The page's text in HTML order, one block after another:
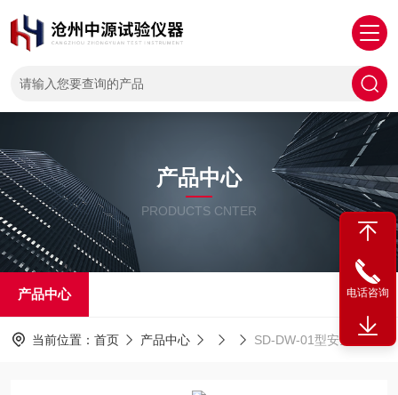
产品中心
PRODUCTS CNTER
产品中心
当前位置： 首页 产品中心 SD-DW-01型安全带安全网综合测试仪
电话咨询